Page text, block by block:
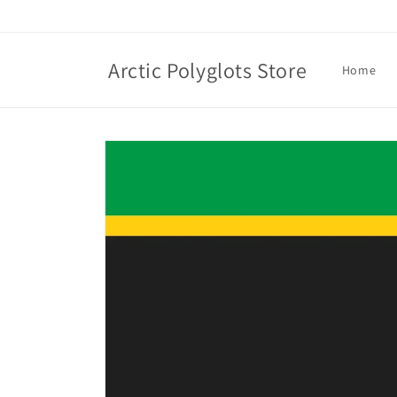
Arctic Polyglots Store Home
Skip to